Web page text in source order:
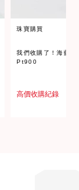
珠寶購買
我們收購了！海藍
Pt900
高價收購紀錄